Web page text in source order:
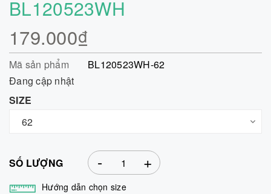
BL120523WH
179.000₫
Mã sản phẩm
BL120523WH-62
Đang cập nhật
SIZE
SỐ LƯỢNG +
-
Hướng dẫn chọn size